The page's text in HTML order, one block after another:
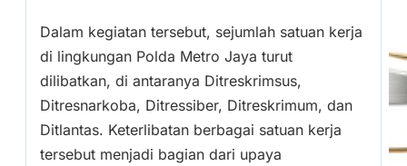
Dalam kegiatan tersebut, sejumlah satuan kerja
di lingkungan Polda Metro Jaya turut
dilibatkan, di antaranya Ditreskrimsus,
Ditresnarkoba, Ditressiber, Ditreskrimum, dan
Ditlantas. Keterlibatan berbagai satuan kerja
tersebut menjadi bagian dari upaya